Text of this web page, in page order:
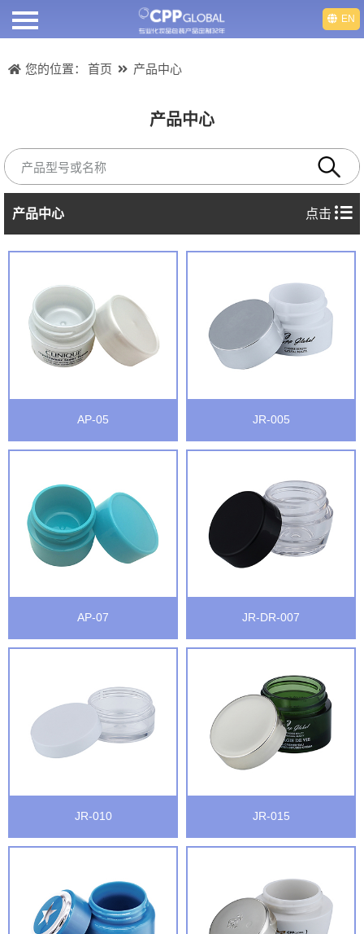
首页
产品中心
产品视频
部门介绍
新闻动态
联系我们
EN
您的位置： 首页 产品中心
产品中心
产品中心 点击
AP-05 JR-005
AP-07 JR-DR-007
JR-010 JR-015